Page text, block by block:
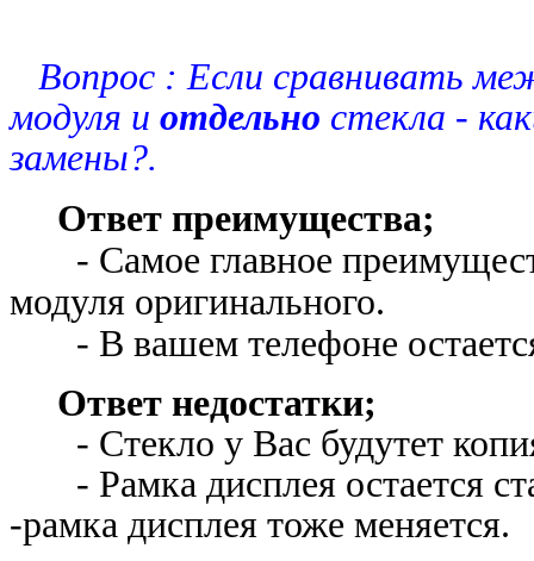
Вопрос : Если сравнивать
модуля и отдельно стекла -
замены?.
Ответ преимущества;
- Самое главное
модуля оригинального.
- В вашем телефоне
Ответ недостатки;
- Стекло у Вас будутет
- Рамка дисплея остается
-рамка дисплея тоже